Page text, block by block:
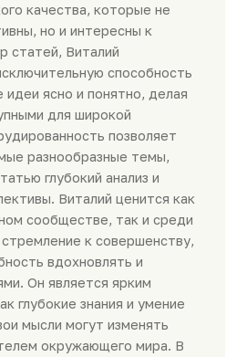
качества, которые не
но и интересны к
статей, Виталий
способность
идеи ясно и понятно, делая
для широкой
позволяет
разнообразные темы,
глубокий анализ и
Виталий ценится как
сообществе, так и среди
к совершенству,
вдохновлять и
Он является ярким
глубокие знания и умение
мысли могут изменять
окружающего мира. В